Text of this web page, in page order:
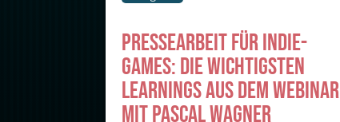
PRESSEARBEIT FÜR INDIE-
GAMES: DIE WICHTIGSTEN
LEARNINGS AUS DEM WEBINAR
MIT PASCAL WAGNER